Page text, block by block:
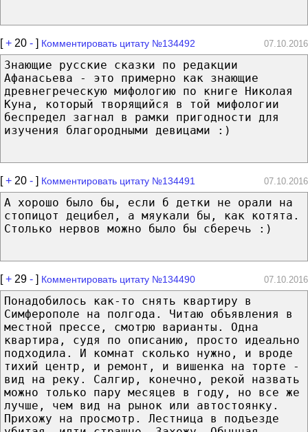
[+ 20 - ] Комментировать цитату №134492 07.10.2016
Знающие русские сказки по редакции
Афанасьева - это примерно как знающие
древнегреческую мифологию по книге Николая
Куна, который творящийся в той мифологии
беспредел загнал в рамки пригодности для
изучения благородными девицами :)
[+ 20 - ] Комментировать цитату №134491 07.10.2016
А хорошо было бы, если б детки не орали на
стопицот децибел, а мяукали бы, как котята.
Столько нервов можно было бы сберечь :)
[+ 29 - ] Комментировать цитату №134490 07.10.2016
Понадобилось как-то снять квартиру в
Симферополе на полгода. Читаю объявления в
местной прессе, смотрю варианты. Одна
квартира, судя по описанию, просто идеально
подходила. И комнат сколько нужно, и вроде
тихий центр, и ремонт, и вишенка на торте -
вид на реку. Салгир, конечно, рекой назвать
можно только пару месяцев в году, но все же
лучше, чем вид на рынок или автостоянку.
Прихожу на просмотр. Лестница в подъезде